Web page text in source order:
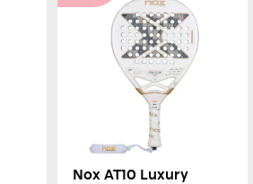
Nox AT10 Luxury